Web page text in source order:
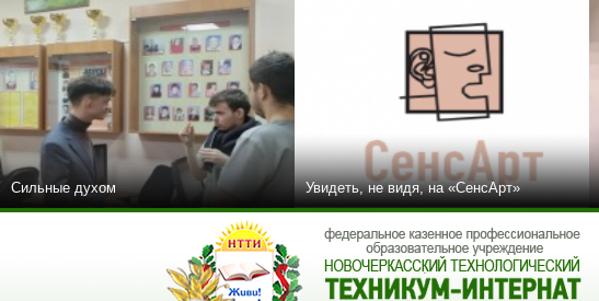
Сильные духом Увидеть, не видя, на «СенсАрт»